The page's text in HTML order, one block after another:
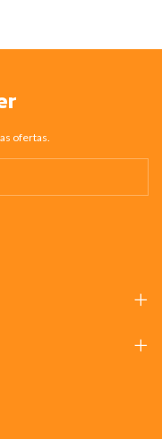
ofertas.